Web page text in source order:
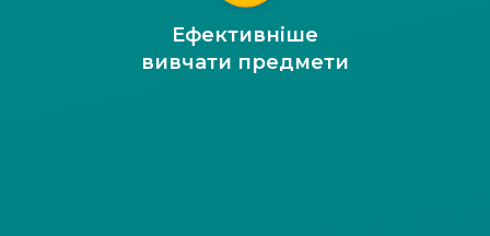
Ефективніше
вивчати предмети